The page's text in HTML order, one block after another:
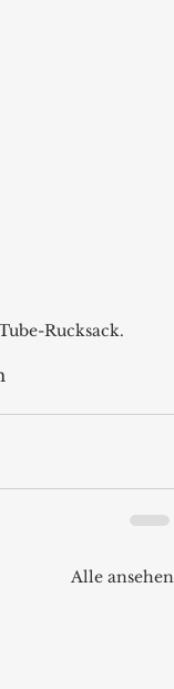
Rucksack.
Alle ansehen